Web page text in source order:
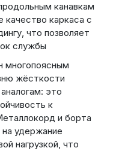
канавкам
качество каркаса с
что позволяет
службы
многопоясным
жёсткости
это
к
и борта
удержание
нагрузкой, что